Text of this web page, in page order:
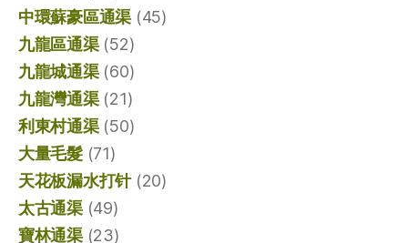
中環蘇豪區通渠 (45)
九龍區通渠(52)
九龍城通渠(60)
九龍灣通渠(21)
利東村通渠(50)
大量毛髮(71)
天花板漏水打针(20)
太古通渠(49)
寶林通渠(23)